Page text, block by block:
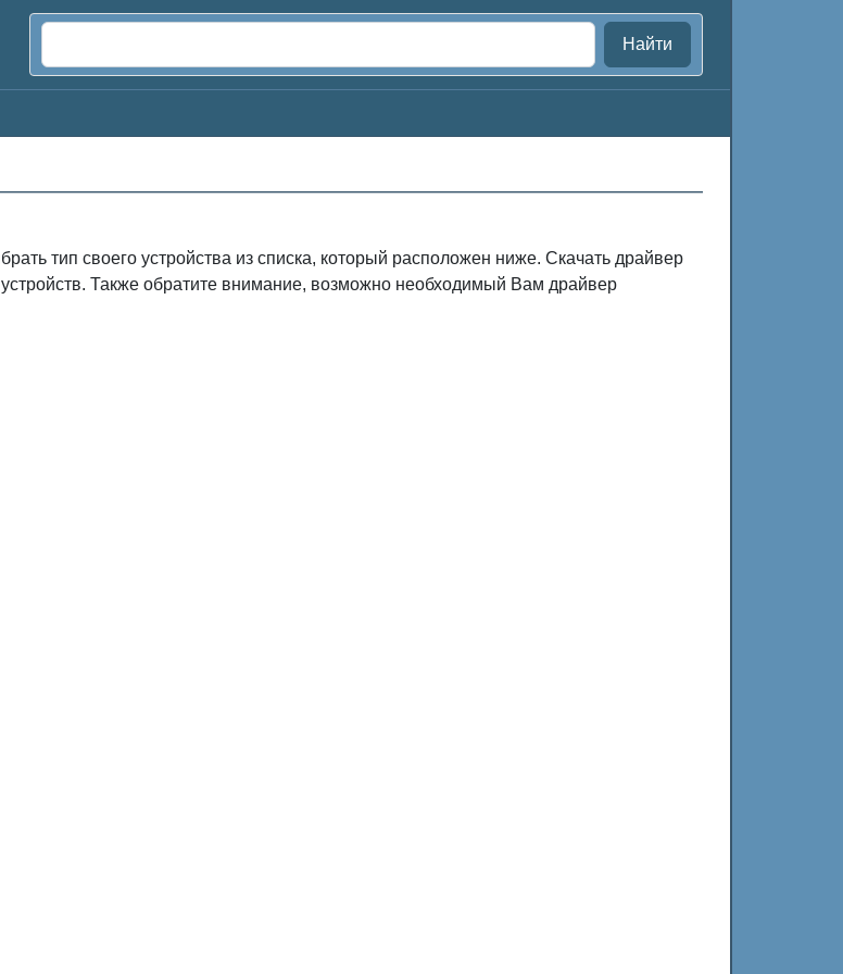
Найти
тип своего устройства из списка, который расположен ниже. Скачать драйвер
Также обратите внимание, возможно необходимый Вам драйвер